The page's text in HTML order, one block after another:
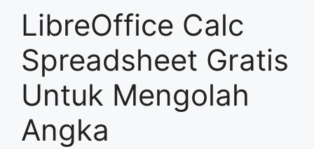
LibreOffice Calc
Spreadsheet Gratis
Untuk Mengolah
Angka